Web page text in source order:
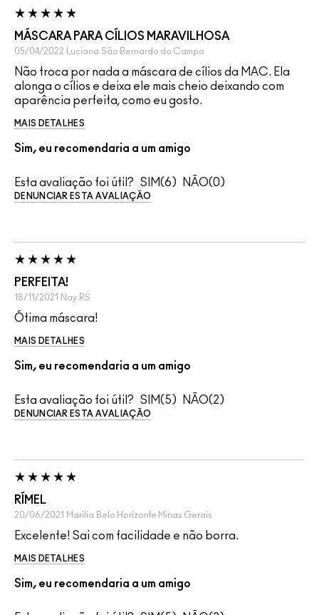
MÁSCARA PARA CÍLIOS MARAVILHOSA
05/04/2022 Luciana São Bernardo do Campo
Não troca por nada a máscara de cílios da MAC. Ela
alonga o cílios e deixa ele mais cheio deixando com
aparência perfeita, como eu gosto.
MAIS DETALHES
Sim, eu recomendaria a um amigo
Esta avaliação foi útil? 6 0
DENUNCIAR ESTA AVALIAÇÃO
PERFEITA!
18/11/2021 Nay RS
Ótima máscara!
MAIS DETALHES
Sim, eu recomendaria a um amigo
Esta avaliação foi útil? 5 2
DENUNCIAR ESTA AVALIAÇÃO
RÍMEL
20/06/2021 Marília Belo Horizonte Minas Gerais
Excelente! Sai com facilidade e não borra.
MAIS DETALHES
Sim, eu recomendaria a um amigo